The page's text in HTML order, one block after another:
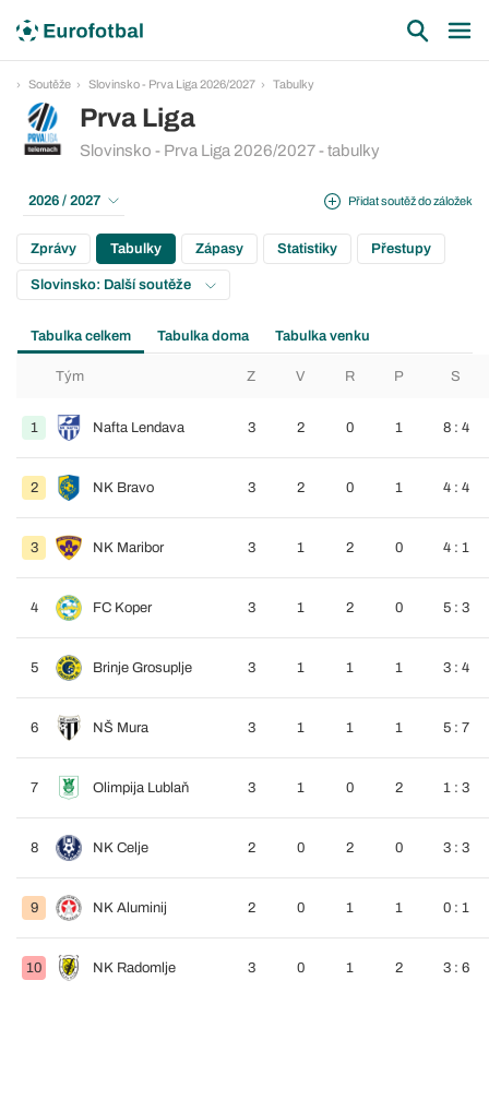
Soutěže Slovinsko - Prva Liga 2026/2027 Tabulky
Prva Liga
Slovinsko - Prva Liga 2026/2027 - tabulky
Přidat soutěž do záložek
2026 / 2027
Zprávy Tabulky Zápasy Statistiky Přestupy
Slovinsko: Další soutěže
Tabulka celkem Tabulka doma Tabulka venku
Tým Z V R P S
1 Nafta Lendava 3 2 0 1 8 : 4
2 NK Bravo 3 2 0 1 4 : 4
3 NK Maribor 3 1 2 0 4 : 1
4 FC Koper 3 1 2 0 5 : 3
5 Brinje Grosuplje 3 1 1 1 3 : 4
6 NŠ Mura 3 1 1 1 5 : 7
7 Olimpija Lublaň 3 1 0 2 1 : 3
8 NK Celje 2 0 2 0 3 : 3
9 NK Aluminij 2 0 1 1 0 : 1
10 NK Radomlje 3 0 1 2 3 : 6